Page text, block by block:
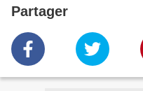
Partager